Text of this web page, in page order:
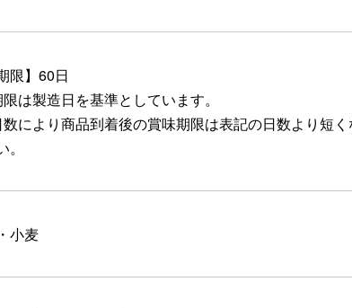
限】60日
は製造日を基準としています。
により商品到着後の賞味期限は表記の日数より短
小麦